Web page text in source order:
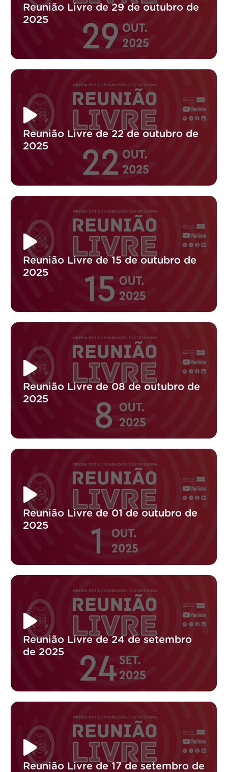
Reunião Livre de 29 de outubro de
2025
Reunião Livre de 22 de outubro de
2025
Reunião Livre de 15 de outubro de
2025
Reunião Livre de 08 de outubro de
2025
Reunião Livre de 01 de outubro de
2025
Reunião Livre de 24 de setembro
de 2025
Reunião Livre de 17 de setembro de